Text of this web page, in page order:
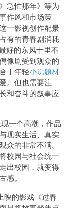
急忙那年》等为
作风和市场策
一影视创作配景
有的青春剧消耗
好的东风十里不
像剧受到观众的
于年轻小说题材
。但也需要注
和奋斗的叙事应
一个高潮，作品
现实生活、真实
众的非常不满。
校园与社会统一
出校园，就变得
感。
映的影戏《过春